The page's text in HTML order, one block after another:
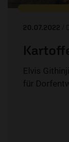
20.07.2022 /
Elvis
für